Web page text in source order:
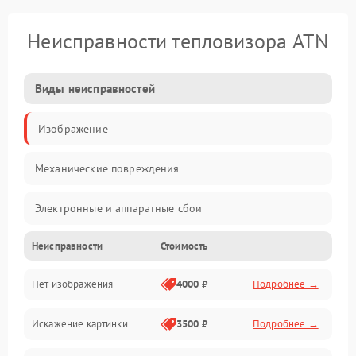
Неисправности тепловизора ATN
Виды неисправностей
Изображение
Механические повреждения
Электронные и аппаратные сбои
Неисправности сенсора и оптики
Программные ошибки
Электропитание
Неисправности Стоимость
Нет изображения 4000 ₽ Подробнее →
Искажение картинки 3500 ₽ Подробнее →